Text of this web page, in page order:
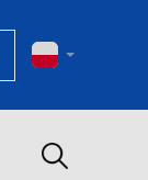
Szukaj